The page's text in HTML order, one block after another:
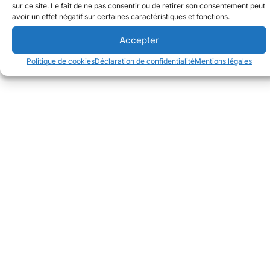
sur ce site. Le fait de ne pas consentir ou de retirer son consentement peut
avoir un effet négatif sur certaines caractéristiques et fonctions.
Accepter
Politique de cookiesDéclaration de confidentialitéMentions légales